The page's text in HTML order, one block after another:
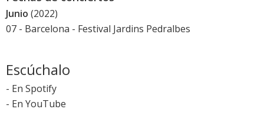
Junio (2022)
07 - Barcelona - Festival Jardins Pedralbes
Escúchalo
- En Spotify
- En YouTube